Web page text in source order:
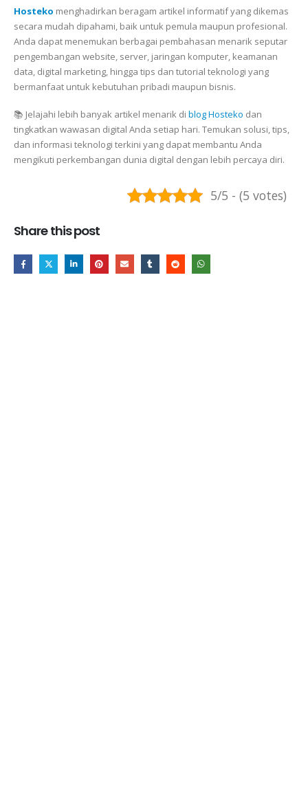
Hosteko menghadirkan beragam artikel informatif yang dikemas
secara mudah dipahami, baik untuk pemula maupun profesional.
Anda dapat menemukan berbagai pembahasan menarik seputar
pengembangan website, server, jaringan komputer, keamanan
data, digital marketing, hingga tips dan tutorial teknologi yang
bermanfaat untuk kebutuhan pribadi maupun bisnis.
📚 Jelajahi lebih banyak artikel menarik di blog Hosteko dan
tingkatkan wawasan digital Anda setiap hari. Temukan solusi, tips,
dan informasi teknologi terkini yang dapat membantu Anda
mengikuti perkembangan dunia digital dengan lebih percaya diri.
5/5 - (5 votes)
Share this post